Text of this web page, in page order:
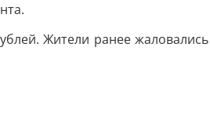
Жители ранее